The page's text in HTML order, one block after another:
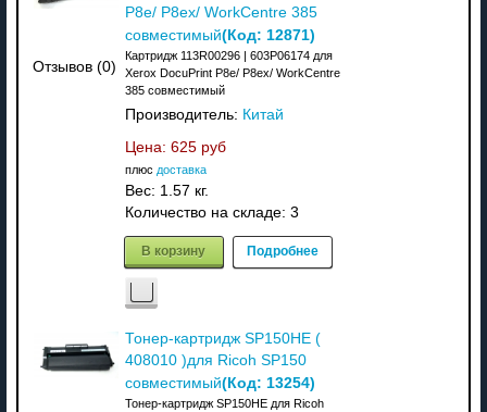
Отзывов (0)
P8e/ P8ex/ WorkCentre 385
совместимый(Код: 12871)
Картридж 113R00296 | 603P06174 для
Xerox DocuPrint P8e/ P8ex/ WorkCentre
385 совместимый
Производитель: Китай
Цена: 625 руб
плюс доставка
Вес: 1.57 кг.
Количество на складе: 3
В корзину Подробнее
Тонер-картридж SP150HE (
408010 )для Ricoh SP150
совместимый(Код: 13254)
Тонер-картридж SP150HE для Ricoh